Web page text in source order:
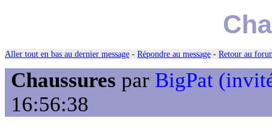
Aller tout en bas au dernier message - Répondre au message - Retour au
Chaussures par BigPat
16:56:38